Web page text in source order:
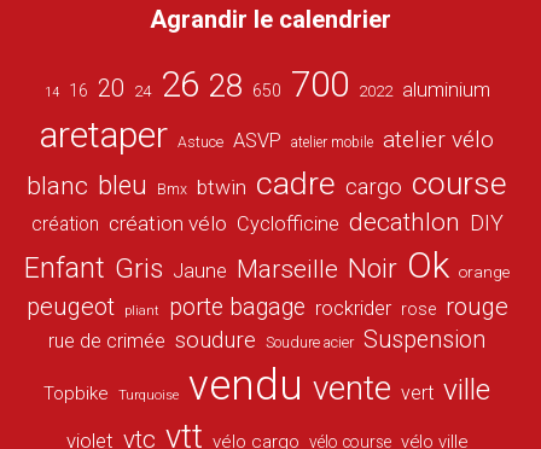
Agrandir le calendrier
14 16 20 24 26 28 650 700 2022 aluminium
aretaper Astuce ASVP atelier mobile atelier vélo
blanc bleu Bmx btwin cadre cargo course
création création vélo Cyclofficine decathlon DIY
Enfant Gris Jaune Marseille Noir Ok orange
peugeot pliant porte bagage rockrider rose rouge
rue de crimée soudure Soudure acier Suspension
Topbike Turquoise vendu vente vert ville
violet vtc vtt vélo cargo vélo course vélo ville